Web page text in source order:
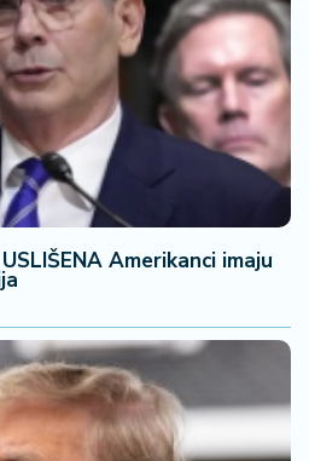
Amerikanci imaju